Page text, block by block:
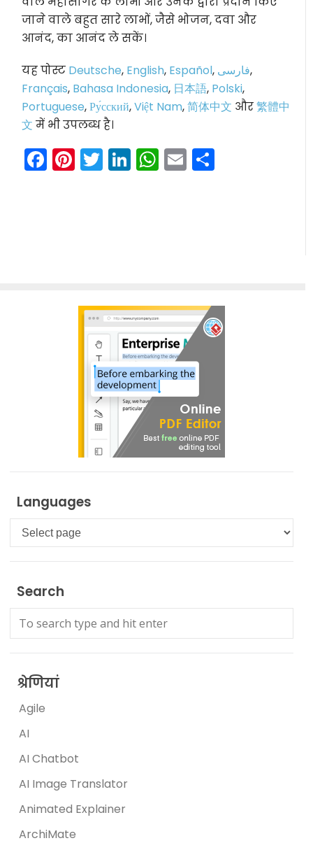
जाने वाले बहुत सारे लाभों, जैसे भोजन, दवा और
आनंद, का आनंद ले सकें।
यह पोस्ट Deutsche, English, Español, فارسی,
Français, Bahasa Indonesia, 日本語, Polski,
Portuguese,Ру́сский,Việt Nam,简体中文 और繁體中
文 में भी उपलब्ध है।
Facebook
Pinterest
Twitter
LinkedIn
WhatsApp
Email
Languages
Languages
Search
श्रेणियां
Agile
AI
AI Chatbot
AI Image Translator
Animated Explainer
ArchiMate